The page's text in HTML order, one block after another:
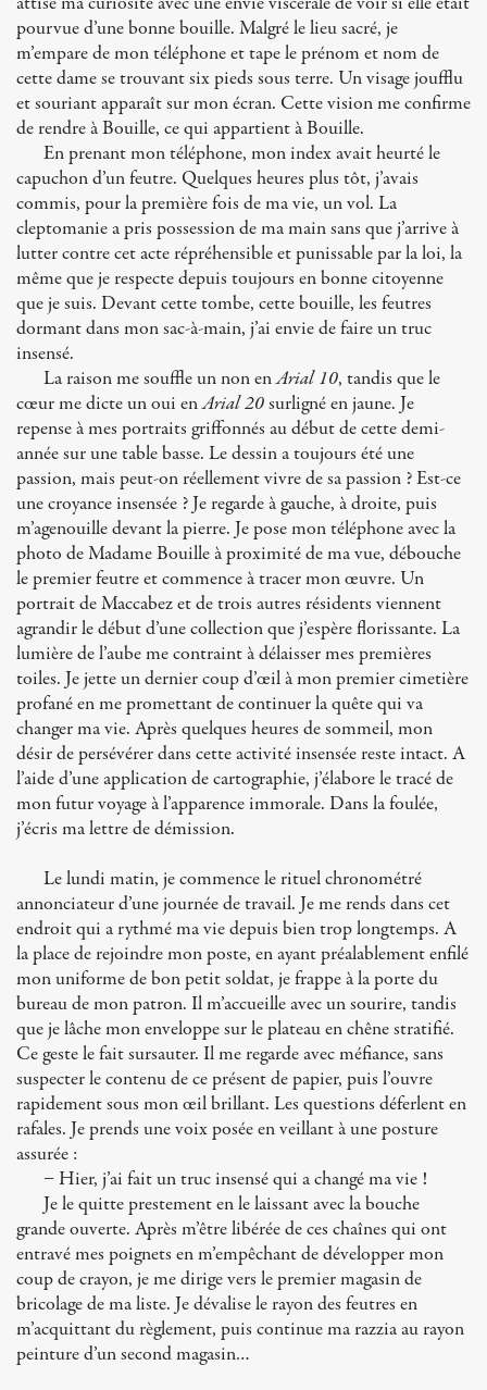
pourvue d’une bonne bouille. Malgré le lieu sacré, je
m’empare de mon téléphone et tape le prénom et nom de
cette dame se trouvant six pieds sous terre. Un visage joufflu
et souriant apparaît sur mon écran. Cette vision me confirme
de rendre à Bouille, ce qui appartient à Bouille.
En prenant mon téléphone, mon index avait heurté le
capuchon d’un feutre. Quelques heures plus tôt, j’avais
commis, pour la première fois de ma vie, un vol. La
cleptomanie a pris possession de ma main sans que j’arrive à
lutter contre cet acte répréhensible et punissable par la loi, la
même que je respecte depuis toujours en bonne citoyenne
que je suis. Devant cette tombe, cette bouille, les feutres
dormant dans mon sac-à-main, j’ai envie de faire un truc
insensé.
La raison me souffle un non enArial 10, tandis que le
cœur me dicte un oui enArial 20surligné en jaune. Je
repense à mes portraits griffonnés au début de cette demi-
année sur une table basse. Le dessin a toujours été une
passion, mais peut-on réellement vivre de sa passion ? Est-ce
une croyance insensée ? Je regarde à gauche, à droite, puis
m’agenouille devant la pierre. Je pose mon téléphone avec la
photo de Madame Bouille à proximité de ma vue, débouche
le premier feutre et commence à tracer mon œuvre. Un
portrait de Maccabez et de trois autres résidents viennent
agrandir le début d’une collection que j’espère florissante. La
lumière de l’aube me contraint à délaisser mes premières
toiles. Je jette un dernier coup d’œil à mon premier cimetière
profané en me promettant de continuer la quête qui va
changer ma vie. Après quelques heures de sommeil, mon
désir de persévérer dans cette activité insensée reste intact. A
l’aide d’une application de cartographie, j’élabore le tracé de
mon futur voyage à l’apparence immorale. Dans la foulée,
j’écris ma lettre de démission.
Le lundi matin, je commence le rituel chronométré
annonciateur d’une journée de travail. Je me rends dans cet
endroit qui a rythmé ma vie depuis bien trop longtemps. A
la place de rejoindre mon poste, en ayant préalablement enfilé
mon uniforme de bon petit soldat, je frappe à la porte du
bureau de mon patron. Il m’accueille avec un sourire, tandis
que je lâche mon enveloppe sur le plateau en chêne stratifié.
Ce geste le fait sursauter. Il me regarde avec méfiance, sans
suspecter le contenu de ce présent de papier, puis l’ouvre
rapidement sous mon œil brillant. Les questions déferlent en
rafales. Je prends une voix posée en veillant à une posture
assurée :
− Hier, j’ai fait un truc insensé qui a changé ma vie !
Je le quitte prestement en le laissant avec la bouche
grande ouverte. Après m’être libérée de ces chaînes qui ont
entravé mes poignets en m’empêchant de développer mon
coup de crayon, je me dirige vers le premier magasin de
bricolage de ma liste. Je dévalise le rayon des feutres en
m’acquittant du règlement, puis continue ma razzia au rayon
peinture d’un second magasin…